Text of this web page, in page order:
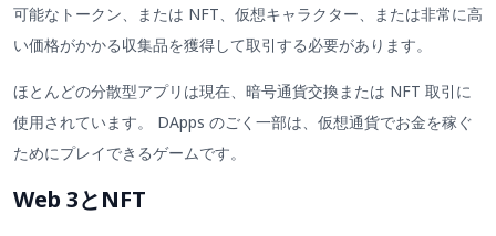
可能なトークン、または NFT、仮想キャラクター、または非常に高
い価格がかかる収集品を獲得して取引する必要があります。
ほとんどの分散型アプリは現在、暗号通貨交換または NFT 取引に
使用されています。 DApps のごく一部は、仮想通貨でお金を稼ぐ
ためにプレイできるゲームです。
Web 3とNFT